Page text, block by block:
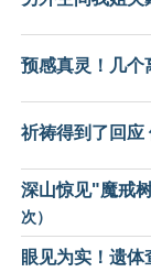
预感真灵！几个
祈祷得到了回应
深山惊见"魔戒
次）
眼见为实！遗